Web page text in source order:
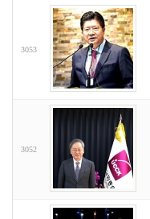
3053
3052